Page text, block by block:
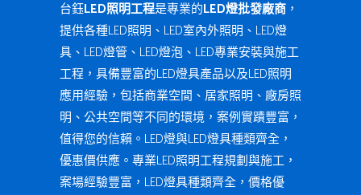
台鈺LED照明工程是專業的LED燈批發廠商 ，
提供各種LED照明、LED室內外照明、LED燈
具、LED燈管、LED燈泡、LED專業安裝與施工
工程，具備豐富的LED燈具產品以及LED照明
應用經驗，包括商業空間、居家照明、廠房照
明、公共空間等不同的環境，案例實蹟豐富，
值得您的信賴。LED燈與LED燈具種類齊全，
優惠價供應。專業LED照明工程規劃與施工，
案場經驗豐富，LED燈具種類齊全，價格優